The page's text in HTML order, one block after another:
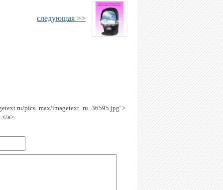
следующая >>
pics_max/imagetext_ru_36595.jpg' >
a>